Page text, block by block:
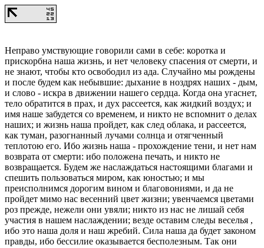
Неправо умствующие говорили сами в себе: коротка и
прискорбна наша жизнь, и нет человеку спасения от смерти, и
не знают, чтобы кто освободил из ада. Случайно мы рождены
и после будем как небывшие: дыхание в ноздрях наших - дым,
и слово - искра в движении нашего сердца. Когда она угаснет,
тело обратится в прах, и дух рассеется, как жидкий воздух; и
имя наше забудется со временем, и никто не вспомнит о делах
наших; и жизнь наша пройдет, как след облака, и рассеется,
как туман, разогнанный лучами солнца и отягченный
теплотою его. Ибо жизнь наша - прохождение тени, и нет нам
возврата от смерти: ибо положена печать, и никто не
возвращается. Будем же наслаждаться настоящими благами и
спешить пользоваться миром, как юностью; и мы
преисполнимся дорогим вином и благовониями, и да не
пройдет мимо нас весенний цвет жизни; увенчаемся цветами
роз прежде, нежели они увяли; никто из нас не лишай себя
участия в нашем наслаждении; везде оставим следы веселья ,
ибо это наша доля и наш жребий. Сила наша да будет законом
правды, ибо бессилие оказывается бесполезным. Так они